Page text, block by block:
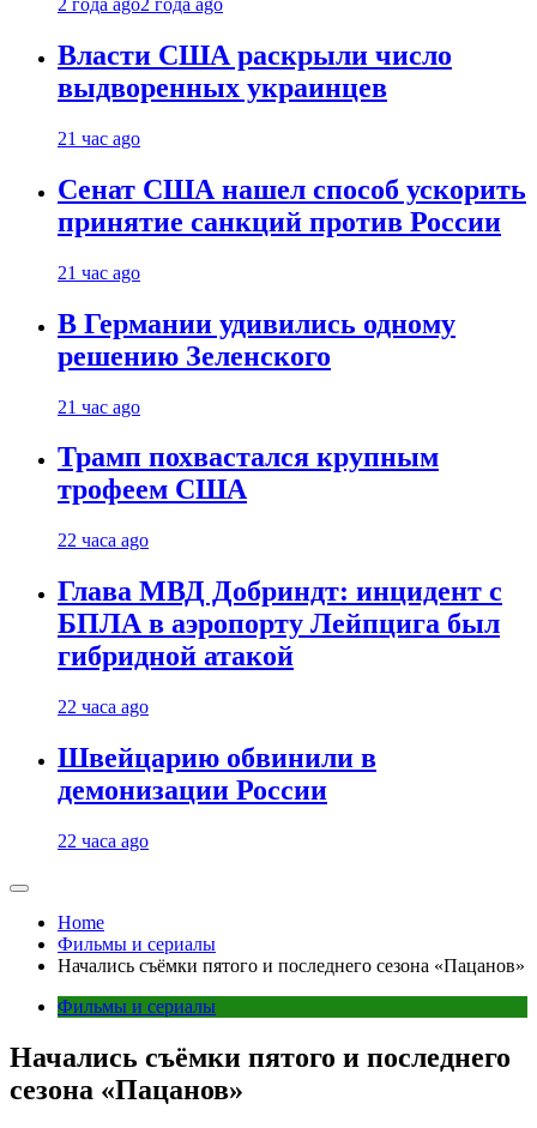
2 года ago2 года ago
Власти США раскрыли число
выдворенных украинцев
21 час ago
Сенат США нашел способ ускорить
принятие санкций против России
21 час ago
В Германии удивились одному
решению Зеленского
21 час ago
Трамп похвастался крупным
трофеем США
22 часа ago
Глава МВД Добриндт: инцидент с
БПЛА в аэропорту Лейпцига был
гибридной атакой
22 часа ago
Швейцарию обвинили в
демонизации России
22 часа ago
Home
Фильмы и сериалы
Начались съёмки пятого и последнего сезона «Пацанов»
Фильмы и сериалы
Начались съёмки пятого и последнего
сезона «Пацанов»